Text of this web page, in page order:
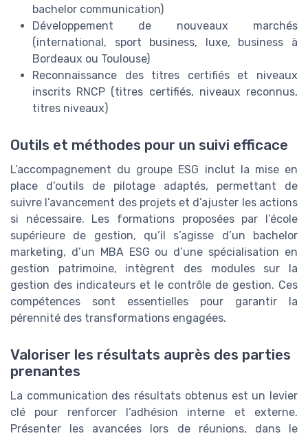
bachelor communication)
Développement de nouveaux marchés
(international, sport business, luxe, business à
Bordeaux ou Toulouse)
Reconnaissance des titres certifiés et niveaux
inscrits RNCP (titres certifiés, niveaux reconnus,
titres niveaux)
Outils et méthodes pour un suivi efficace
L’accompagnement du groupe ESG inclut la mise en
place d’outils de pilotage adaptés, permettant de
suivre l’avancement des projets et d’ajuster les actions
si nécessaire. Les formations proposées par l’école
supérieure de gestion, qu’il s’agisse d’un bachelor
marketing, d’un MBA ESG ou d’une spécialisation en
gestion patrimoine, intègrent des modules sur la
gestion des indicateurs et le contrôle de gestion. Ces
compétences sont essentielles pour garantir la
pérennité des transformations engagées.
Valoriser les résultats auprès des parties
prenantes
La communication des résultats obtenus est un levier
clé pour renforcer l’adhésion interne et externe.
Présenter les avancées lors de réunions, dans le